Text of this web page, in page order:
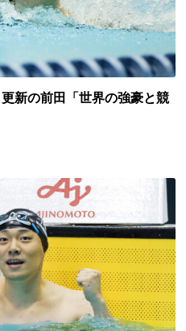
新の前田「世界の強豪と競